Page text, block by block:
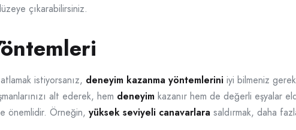
çıkarabilirsiniz.
istiyorsanız, deneyim kazanma yöntemlerini iyi bilmeniz
alt ederek, hem deneyim kazanır hem de değerli eşyalar
önemlidir. Örneğin, yüksek seviyeli canavarlara saldırmak, daha